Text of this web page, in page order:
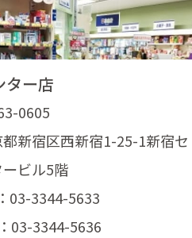
ター店
0605
新宿区西新宿1-25-1新宿セ
ービル5階
03-3344-5633
03-3344-5636